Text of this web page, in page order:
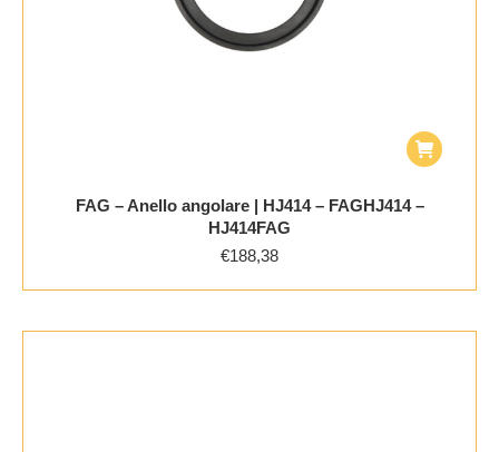
FAG – Anello angolare | HJ414 – FAGHJ414 –
HJ414FAG
€188,38